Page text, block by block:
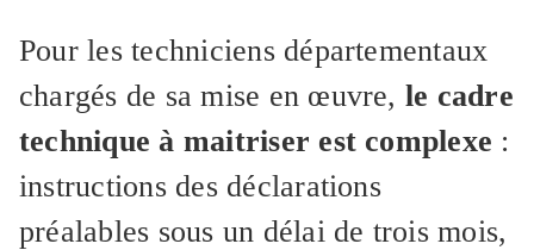
Pour les techniciens départementaux
chargés de sa mise en œuvre, le cadre
technique à maitriser est complexe :
instructions des déclarations
préalables sous un délai de trois mois,